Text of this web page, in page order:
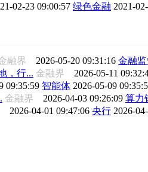
02-23 09:00:57 绿色金融 2021-
融界 2026-05-20 09:31:16 金融
，行... 金融界 2026-05-11
09:35:59 智能体 2026-05-09
金融界 2026-04-03 09:26:09 算力
2026-04-01 09:47:06 央行 2026-